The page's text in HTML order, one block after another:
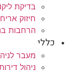
בדיקת
חיזוק
הרחבות
כללי
מעבר
ניהול